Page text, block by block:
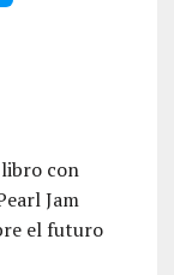
con
Jam
el futuro